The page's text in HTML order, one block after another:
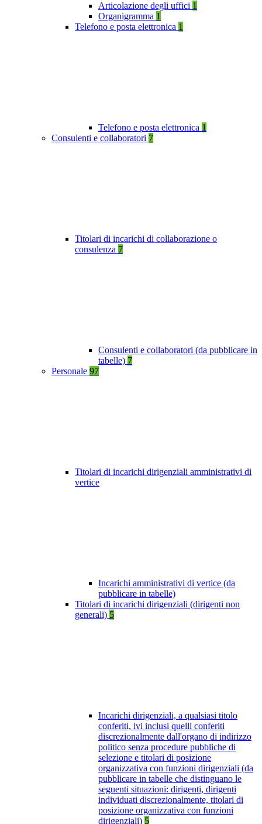
Articolazione degli uffici 1
Organigramma 1
Telefono e posta elettronica 1
Telefono e posta elettronica 1
Consulenti e collaboratori 7
Titolari di incarichi di collaborazione o
consulenza 7
Consulenti e collaboratori (da pubblicare in
tabelle) 7
Personale 97
Titolari di incarichi dirigenziali amministrativi di
vertice
Incarichi amministrativi di vertice (da
pubblicare in tabelle)
Titolari di incarichi dirigenziali (dirigenti non
generali) 5
Incarichi dirigenziali, a qualsiasi titolo
conferiti, ivi inclusi quelli conferiti
discrezionalmente dall'organo di indirizzo
politico senza procedure pubbliche di
selezione e titolari di posizione
organizzativa con funzioni dirigenziali (da
pubblicare in tabelle che distinguano le
seguenti situazioni: dirigenti, dirigenti
individuati discrezionalmente, titolari di
posizione organizzativa con funzioni
dirigenziali) 5